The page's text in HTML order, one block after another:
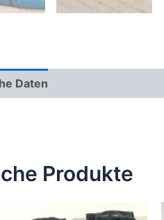
Daten
Produkte